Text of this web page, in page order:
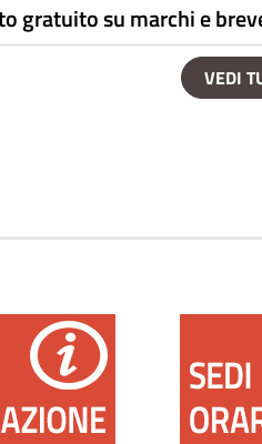
gratuito su marchi e
VEDI